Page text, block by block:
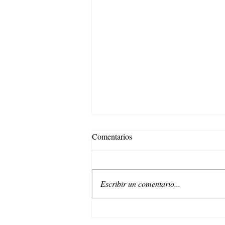
Comentarios
Escribir un comentario...